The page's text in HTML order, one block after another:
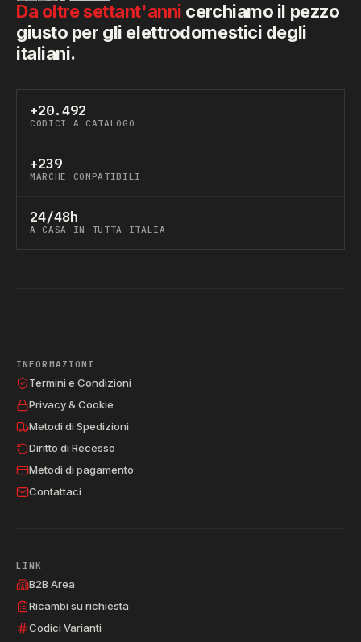
Da oltre settant'anni cerchiamo il pezzo
giusto per gli elettrodomestici degli
italiani.
+20.492
CODICI A CATALOGO
+239
MARCHE COMPATIBILI
24/48h
A CASA IN TUTTA ITALIA
INFORMAZIONI
Termini e Condizioni
Privacy & Cookie
Metodi di Spedizioni
Diritto di Recesso
Metodi di pagamento
Contattaci
LINK
B2B Area
Ricambi su richiesta
Codici Varianti